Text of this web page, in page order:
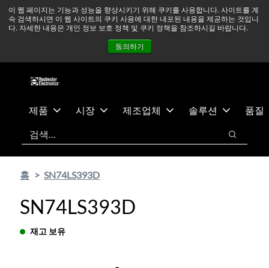
이 웹 페이지는 기능과 성능을 향상시키기 위해 쿠키를 사용합니다. 사이트를 계
속 검색하시면 이 웹 사이트의 쿠키 사용에 대한 내포된 내용을 제공하는 것입니
다. 자세한 내용은 개인 정보 보호 정책 및 쿠키 정책을 참조하시길 바랍니다.
동의하기
츠
건
중동 지역 상황을 지속적으로 주시하고 있으며, 모든 서비스는
정상적으로 운영되고 있습니다. 더 읽어보기 →
뉴스
문의하기
제품 시장 제조업체 솔루션
품질
검색
검색
홈 SN74LS393D
SN74LS393D
재고 보유